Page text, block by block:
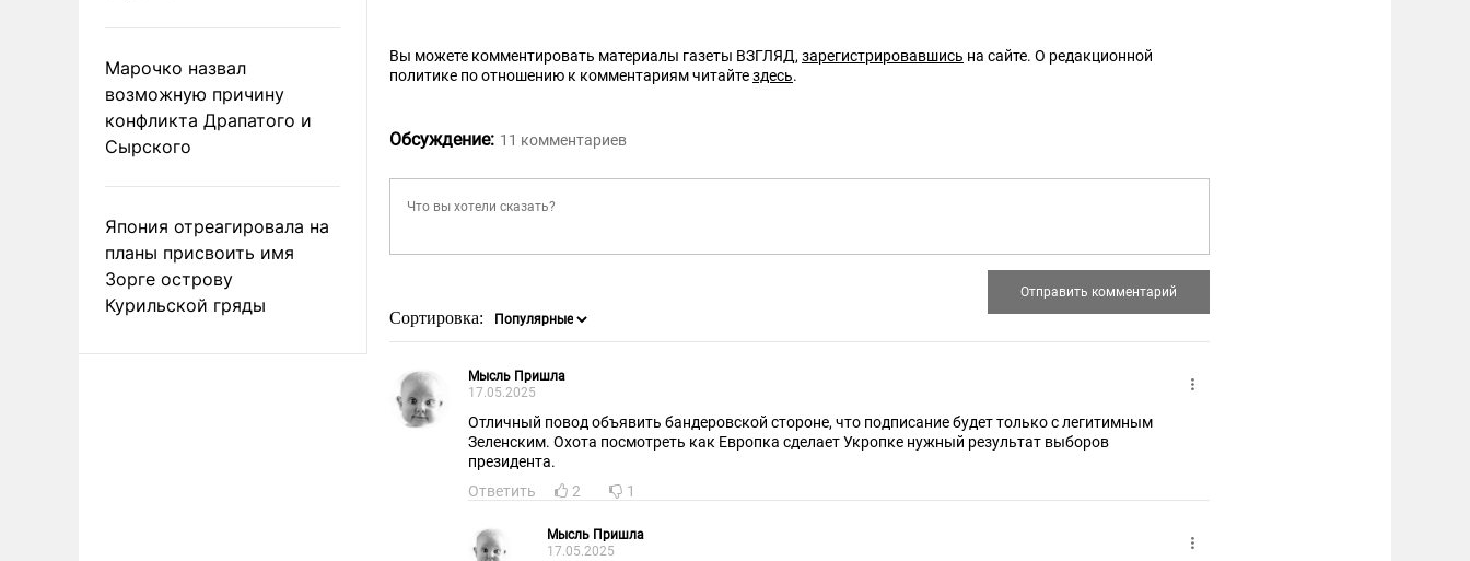
Марочко назвал
возможную причину
конфликта Драпатого и
Сырского
Япония отреагировала на
планы присвоить имя
Зорге острову
Курильской гряды
Вы можете комментировать материалы газеты ВЗГЛЯД,зарегистрировавшись на сайте. О редакционной
политике по отношению к комментариям читайтездесь.
Обсуждение: 11 комментариев
Сортировка:
Мысль Пришла
17.05.2025
Отличный повод объявить бандеровской стороне, что подписание будет только с легитимным
Зеленским. Охота посмотреть как Европка сделает Укропке нужный результат выборов
президента.
Ответить
2 1
Мысль Пришла
17.05.2025